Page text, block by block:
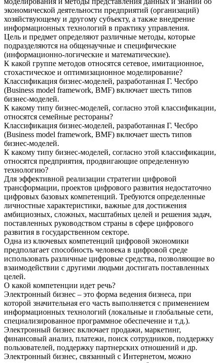
экономической деятельности предприятий (организаций)
хозяйствующему и другому субъекту, а также внедрение
информационных технологий в практику управления.
Цель и предмет определяют различные методы, которые
подразделяются на общенаучные и специфические
(информационно-логические и математические).
К какой группе методов относятся сетевое, имитационное,
стохастическое и оптимизационное моделирование?
Классификация бизнес-моделей, разработанная Г. Чесбро
(Business model framework, BMF) включает шесть типов
бизнес-моделей.
К какому типу бизнес-моделей, согласно этой классификации,
относятся семейные рестораны?
Классификация бизнес-моделей, разработанная Г. Чесбро
(Business model framework, BMF) включает шесть типов
бизнес-моделей.
К какому типу бизнес-моделей, согласно этой классификации,
относятся предприятия, продвигающие определенную
технологию?
Для эффективной реализации стратегии цифровой
трансформации, проектов цифрового развития недостаточно
цифровых базовых компетенций. Требуются определенные
личностные характеристики, важные для достижения
амбициозных, сложных, масштабных целей и решения задач,
поставленных руководством страны в сфере цифрового
развития в государственном секторе.
Одна из ключевых компетенций цифровой экономики
предполагает способность человека в цифровой среде
использовать различные цифровые средства, позволяющие во
взаимодействии с другими людьми достигать поставленных
целей.
О какой компетенции идет речь?
Электронный бизнес – это форма ведения бизнеса, при
которой значительная его часть выполняется с применением
информационных технологий (локальные и глобальные сети,
специализированное программное обеспечение и т.д.).
Электронный бизнес включает продажи, маркетинг,
финансовый анализ, платежи, поиск сотрудников, поддержку
пользователей, поддержку партнерских отношений и др.
Электронный бизнес, связанный с Интернетом, можно